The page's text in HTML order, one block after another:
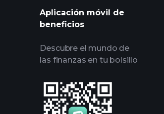
seguimiento
carteras de
Aplicación móvil de
beneficios
Descubre el mundo de
las finanzas en tu bolsillo